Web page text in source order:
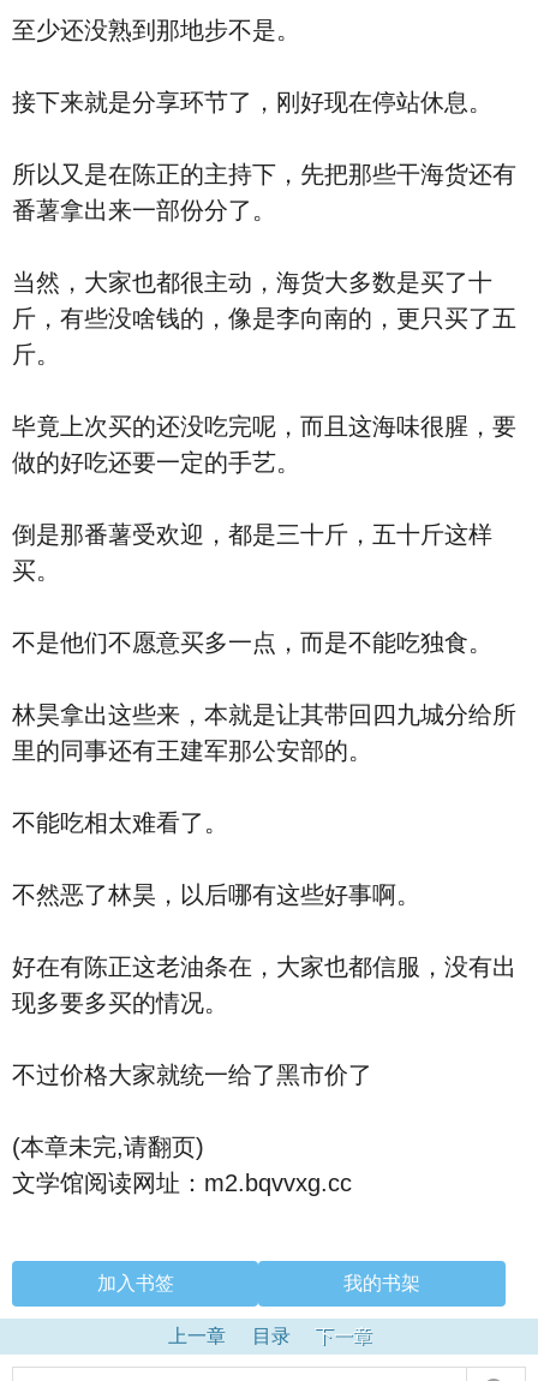
至少还没熟到那地步不是。
接下来就是分享环节了，刚好现在停站休息。
所以又是在陈正的主持下，先把那些干海货还有
番薯拿出来一部份分了。
当然，大家也都很主动，海货大多数是买了十
斤，有些没啥钱的，像是李向南的，更只买了五
斤。
毕竟上次买的还没吃完呢，而且这海味很腥，要
做的好吃还要一定的手艺。
倒是那番薯受欢迎，都是三十斤，五十斤这样
买。
不是他们不愿意买多一点，而是不能吃独食。
林昊拿出这些来，本就是让其带回四九城分给所
里的同事还有王建军那公安部的。
不能吃相太难看了。
不然恶了林昊，以后哪有这些好事啊。
好在有陈正这老油条在，大家也都信服，没有出
现多要多买的情况。
不过价格大家就统一给了黑市价了
(本章未完,请翻页)
文学馆阅读网址：m2.bqvvxg.cc
加入书签 我的书架
上一章 目录 下一章